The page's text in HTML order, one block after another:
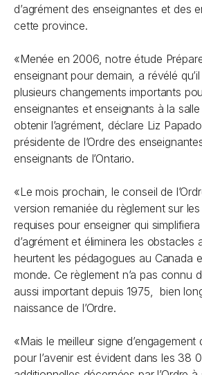
d’agrément des enseignantes et des
cette province.
«Menée en 2006, notre étude
enseignant pour demain, a révélé
plusieurs changements importants
enseignantes et enseignants à la
obtenir l’agrément, déclare Liz
présidente de l’Ordre des
enseignants de l’Ontario.
«Le mois prochain, le conseil de
version remaniée du règlement sur
requises pour enseigner qui
d’agrément et éliminera les obstacles
heurtent les pédagogues au Canada
monde. Ce règlement n’a pas connu
aussi important depuis 1975, bien
naissance de l’Ordre.
«Mais le meilleur signe d’engagement
pour l’avenir est évident dans les 38